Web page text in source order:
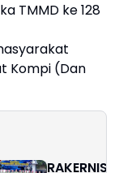
TMMD ke 128
Kompi (Dan